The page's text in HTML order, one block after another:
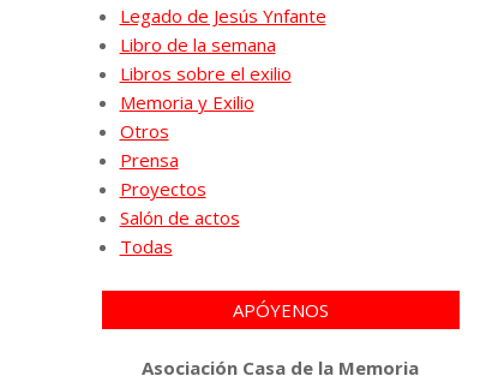
Legado de Jesús Ynfante
Libro de la semana
Libros sobre el exilio
Memoria y Exilio
Otros
Prensa
Proyectos
Salón de actos
Todas
APÓYENOS
Asociación Casa de la Memoria